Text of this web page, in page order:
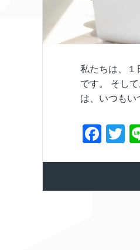
私たちは、１
です。 そし
は、いつも
Fa
ok
T
r